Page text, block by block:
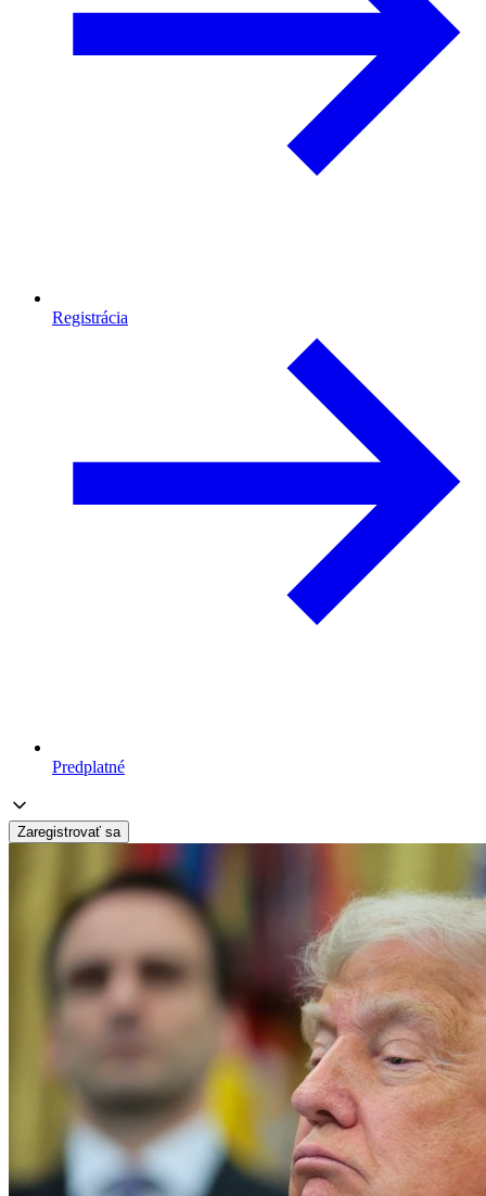
Registrácia
Predplatné
Zaregistrovať sa